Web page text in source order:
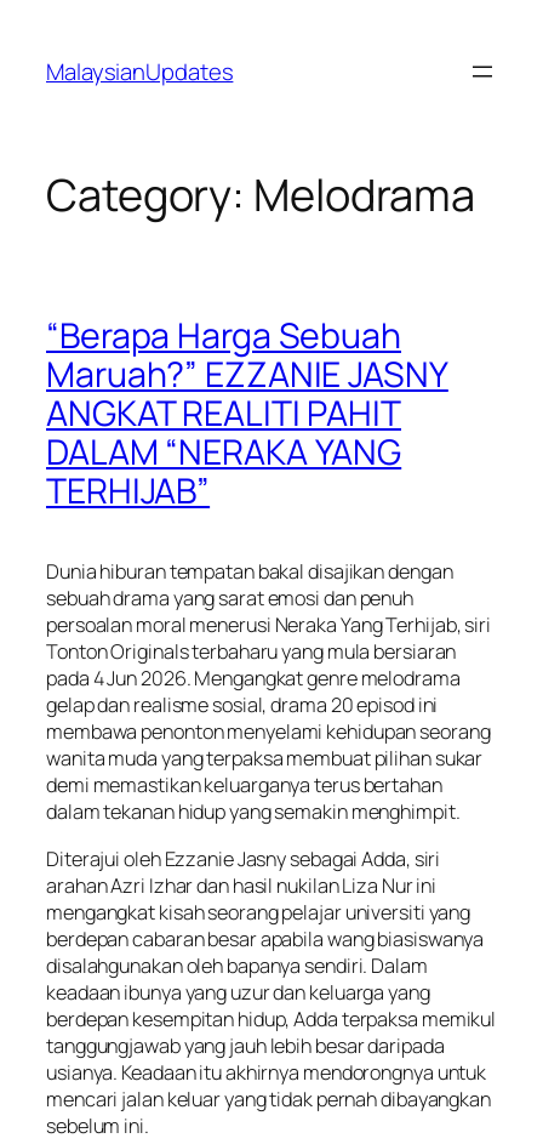
content
MalaysianUpdates
Category: Melodrama
“Berapa Harga Sebuah
Maruah?” EZZANIE JASNY
ANGKAT REALITI PAHIT
DALAM “NERAKA YANG
TERHIJAB”
Dunia hiburan tempatan bakal disajikan dengan
sebuah drama yang sarat emosi dan penuh
persoalan moral menerusi Neraka Yang Terhijab, siri
Tonton Originals terbaharu yang mula bersiaran
pada 4 Jun 2026. Mengangkat genre melodrama
gelap dan realisme sosial, drama 20 episod ini
membawa penonton menyelami kehidupan seorang
wanita muda yang terpaksa membuat pilihan sukar
demi memastikan keluarganya terus bertahan
dalam tekanan hidup yang semakin menghimpit.
Diterajui oleh Ezzanie Jasny sebagai Adda, siri
arahan Azri Izhar dan hasil nukilan Liza Nur ini
mengangkat kisah seorang pelajar universiti yang
berdepan cabaran besar apabila wang biasiswanya
disalahgunakan oleh bapanya sendiri. Dalam
keadaan ibunya yang uzur dan keluarga yang
berdepan kesempitan hidup, Adda terpaksa memikul
tanggungjawab yang jauh lebih besar daripada
usianya. Keadaan itu akhirnya mendorongnya untuk
mencari jalan keluar yang tidak pernah dibayangkan
sebelum ini.